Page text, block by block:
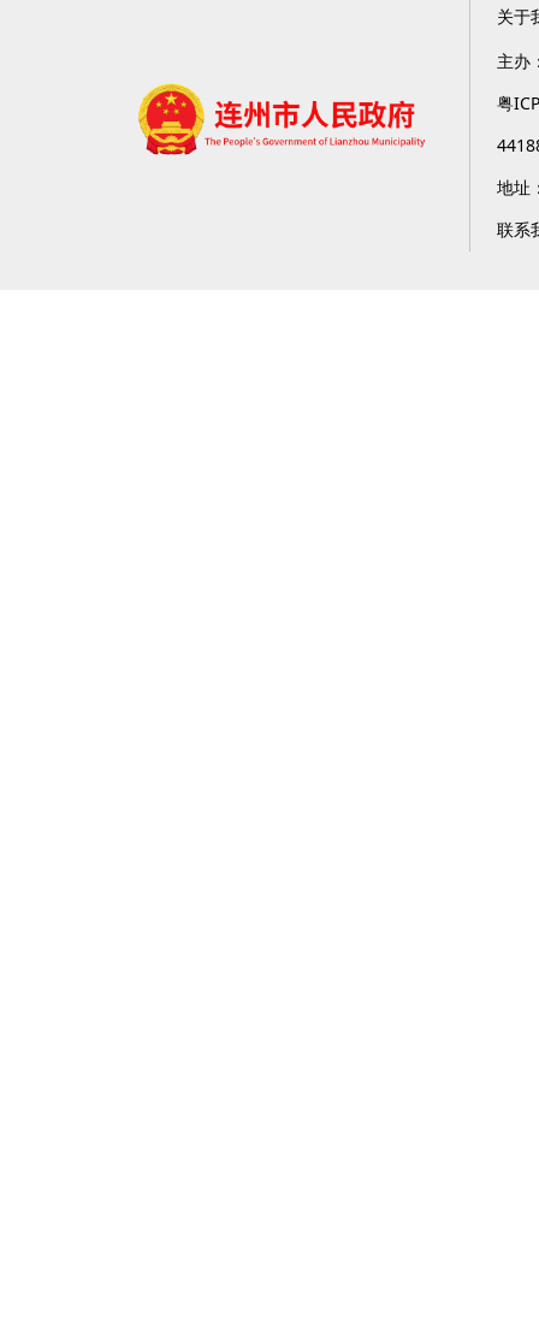
关于
主办
粤
地址
联系